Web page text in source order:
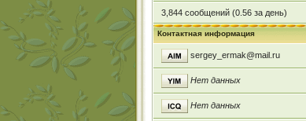
3,844 сообщений (0.56 за день)
Контактная информация
sergey_ermak@mail.ru
Нет данных
Нет данных